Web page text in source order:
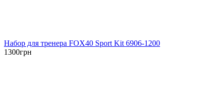
Набор для тренера FOX40 Sport Kit 6906-1200
1300грн